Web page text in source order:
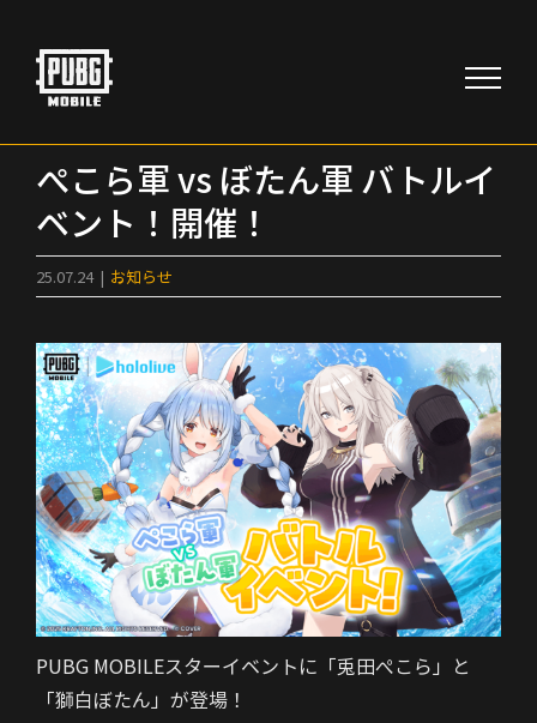
content
ぺこら軍 vs ぼたん軍 バトルイ
ベント！開催！
25.07.24 | お知らせ
PUBG MOBILEスターイベントに「兎田ぺこら」と
「獅白ぼたん」が登場！